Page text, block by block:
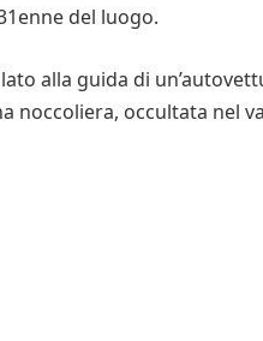
del luogo.
alla guida di
noccoliera, occultata nel